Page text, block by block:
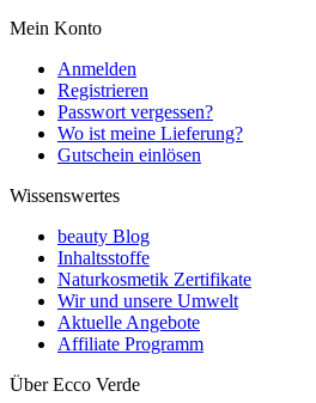
Mein Konto
Anmelden
Registrieren
Passwort vergessen?
Wo ist meine Lieferung?
Gutschein einlösen
Wissenswertes
beauty Blog
Inhaltsstoffe
Naturkosmetik Zertifikate
Wir und unsere Umwelt
Aktuelle Angebote
Affiliate Programm
Über Ecco Verde